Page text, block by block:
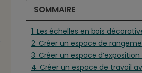
SOMMAIRE
1. Les échelles en bois
2. Créer un espace de
3. Créer un espace
4. Créer un espace de travail